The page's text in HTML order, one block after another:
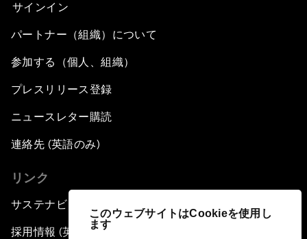
このウェブサイトはCookieを使用し
ます
サインイン
パートナー（組織）について
参加する（個人、組織）
プレスリリース登録
ニュースレター購読
連絡先 (英語のみ)
リンク
サステナビリティへの取り組み
採用情報 (英語のみ)